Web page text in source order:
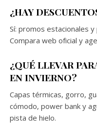
¿HAY
Sí: promos estacionales
Compara web oficial y
¿QUÉ LLEVAR
EN INVIERNO?
Capas térmicas, gorro,
cómodo, power bank y
pista de hielo.